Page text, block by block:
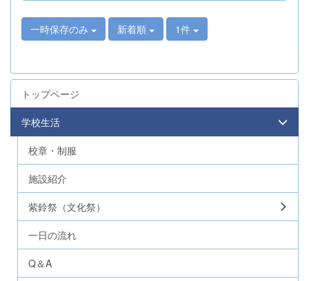
一時保存のみ 新着順 1件
トップページ
学校生活
校章・制服
施設紹介
紫鈴祭（文化祭）
一日の流れ
Q＆A